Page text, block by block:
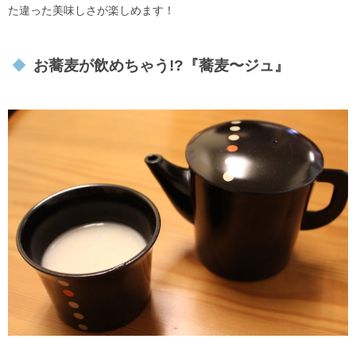
た違った美味しさが楽しめます！
お蕎麦が飲めちゃう!?『蕎麦〜ジュ』